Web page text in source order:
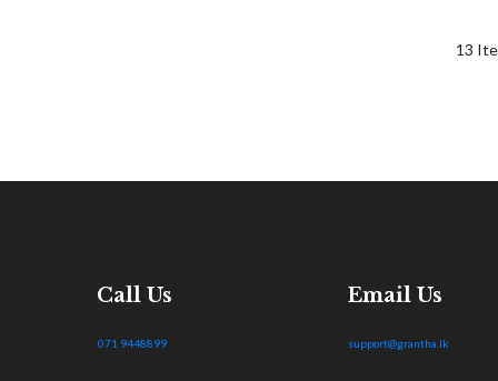
13
Call Us
071 9448899
Email Us
support@grantha.lk